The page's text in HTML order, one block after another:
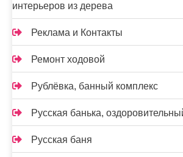
интерьеров из дерева
Реклама и Контакты
Ремонт ходовой
Рублёвка, банный комплекс
Русская банька,
Русская баня